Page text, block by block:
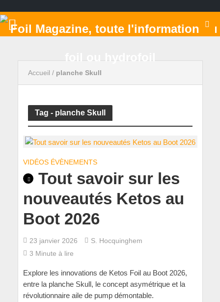
Accueil / planche Skull
Tag - planche Skull
VIDÉOS ÉVÈNEMENTS
Tout savoir sur les
nouveautés Ketos au
Boot 2026
23 janvier 2026
S. Hocquinghem
3 Minute à lire
Explore les innovations de Ketos Foil au Boot 2026,
entre la planche Skull, le concept asymétrique et la
révolutionnaire aile de pump démontable.